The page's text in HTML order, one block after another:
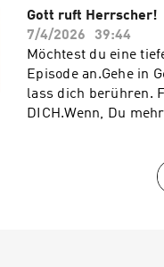
und fördern. Lass
unter der
YouTube Channel:
Gott ruft Herrscher!
7/4/2026
39:44
Möchtest du eine
Episode an.Gehe in
lass dich berühren.
DICH.Wenn, Du
unter der
YouTube Channel: